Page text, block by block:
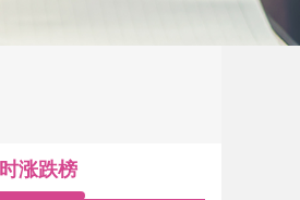
涨跌榜